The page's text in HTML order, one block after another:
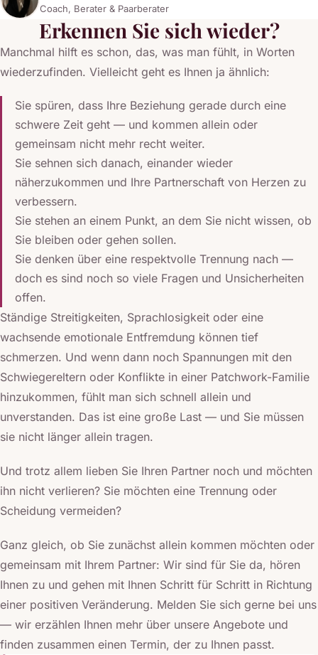
Coach, Berater & Paarberater
Erkennen Sie sich wieder?
Manchmal hilft es schon, das, was man fühlt, in Worten
wiederzufinden. Vielleicht geht es Ihnen ja ähnlich:
Sie spüren, dass Ihre Beziehung gerade durch eine
schwere Zeit geht — und kommen allein oder
gemeinsam nicht mehr recht weiter.
Sie sehnen sich danach, einander wieder
näherzukommen und Ihre Partnerschaft von Herzen zu
verbessern.
Sie stehen an einem Punkt, an dem Sie nicht wissen, ob
Sie bleiben oder gehen sollen.
Sie denken über eine respektvolle Trennung nach —
doch es sind noch so viele Fragen und Unsicherheiten
offen.
Ständige Streitigkeiten, Sprachlosigkeit oder eine
wachsende emotionale Entfremdung können tief
schmerzen. Und wenn dann noch Spannungen mit den
Schwiegereltern oder Konflikte in einer Patchwork-Familie
hinzukommen, fühlt man sich schnell allein und
unverstanden. Das ist eine große Last — und Sie müssen
sie nicht länger allein tragen.
Und trotz allem lieben Sie Ihren Partner noch und möchten
ihn nicht verlieren? Sie möchten eine Trennung oder
Scheidung vermeiden?
Ganz gleich, ob Sie zunächst allein kommen möchten oder
gemeinsam mit Ihrem Partner: Wir sind für Sie da, hören
Ihnen zu und gehen mit Ihnen Schritt für Schritt in Richtung
einer positiven Veränderung. Melden Sie sich gerne bei uns
— wir erzählen Ihnen mehr über unsere Angebote und
finden zusammen einen Termin, der zu Ihnen passt.